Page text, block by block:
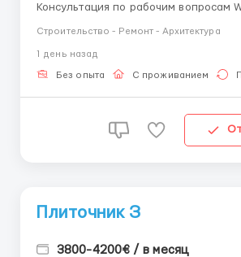
Консультация по рабочим вопросам
Понедельник-пятница, суббота - по
От 10 часов в день. Проживание: Предоставляется
бесплатно в комфортабельных
Строительство - Ремонт - Архитектура
1 день назад
Без опыта С проживанием
Плиточник З
3800-4200€ / в месяц